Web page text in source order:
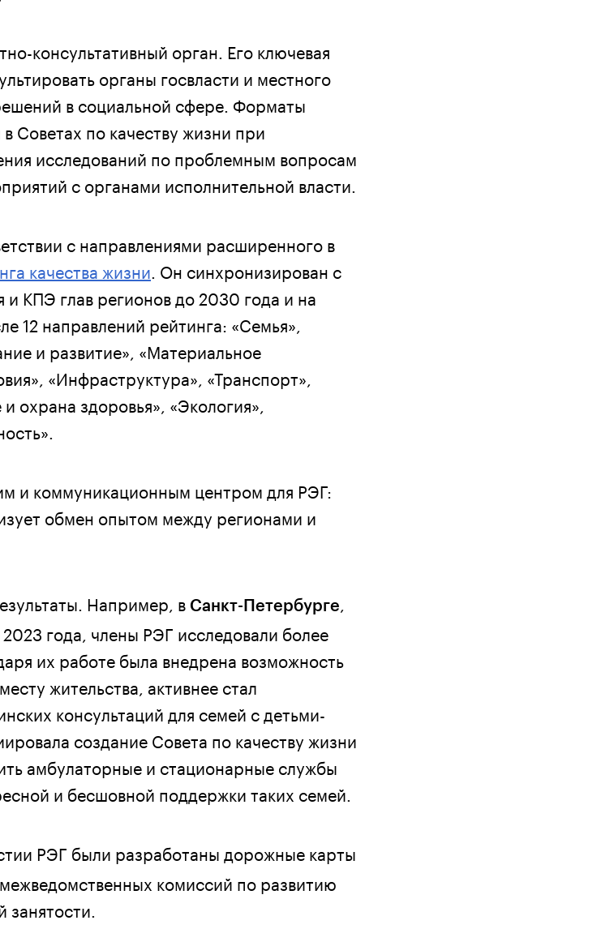
консультативный орган. Его ключевая
органы госвласти и местного
в социальной сфере. Форматы
Советах по качеству жизни при
исследований по проблемным вопросам
с органами исполнительной власти.
с направлениями расширенного в
качества жизни . Он синхронизирован с
КПЭ глав регионов до 2030 года и на
12 направлений рейтинга: «Семья»,
и развитие», «Материальное
«Инфраструктура», «Транспорт»,
охрана здоровья», «Экология»,
и коммуникационным центром для РЭГ:
обмен опытом между регионами и
Например, в Санкт-Петербурге
года, члены РЭГ исследовали более
их работе была внедрена возможность
жительства, активнее стал
консультаций для семей с детьми-
создание Совета по качеству жизни
амбулаторные и стационарные службы
и бесшовной поддержки таких семей.
РЭГ были разработаны дорожные карты
комиссий по развитию